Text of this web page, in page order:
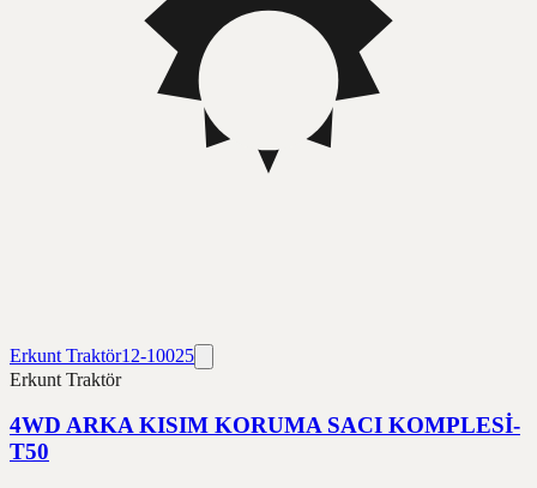
Erkunt Traktör12-10025
Erkunt Traktör
4WD ARKA KISIM KORUMA SACI KOMPLESİ-
T50